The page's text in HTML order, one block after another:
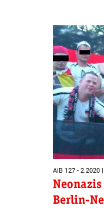
AIB 127 - 2.2020
Berlin-